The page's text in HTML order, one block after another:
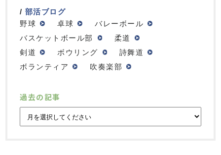
部活ブログ
野球
卓球
バレーボール
バスケットボール部
柔道
剣道
ボウリング
詩舞道
ボランティア
吹奏楽部
過去の記事